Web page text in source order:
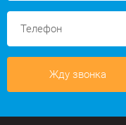
Жду звонка